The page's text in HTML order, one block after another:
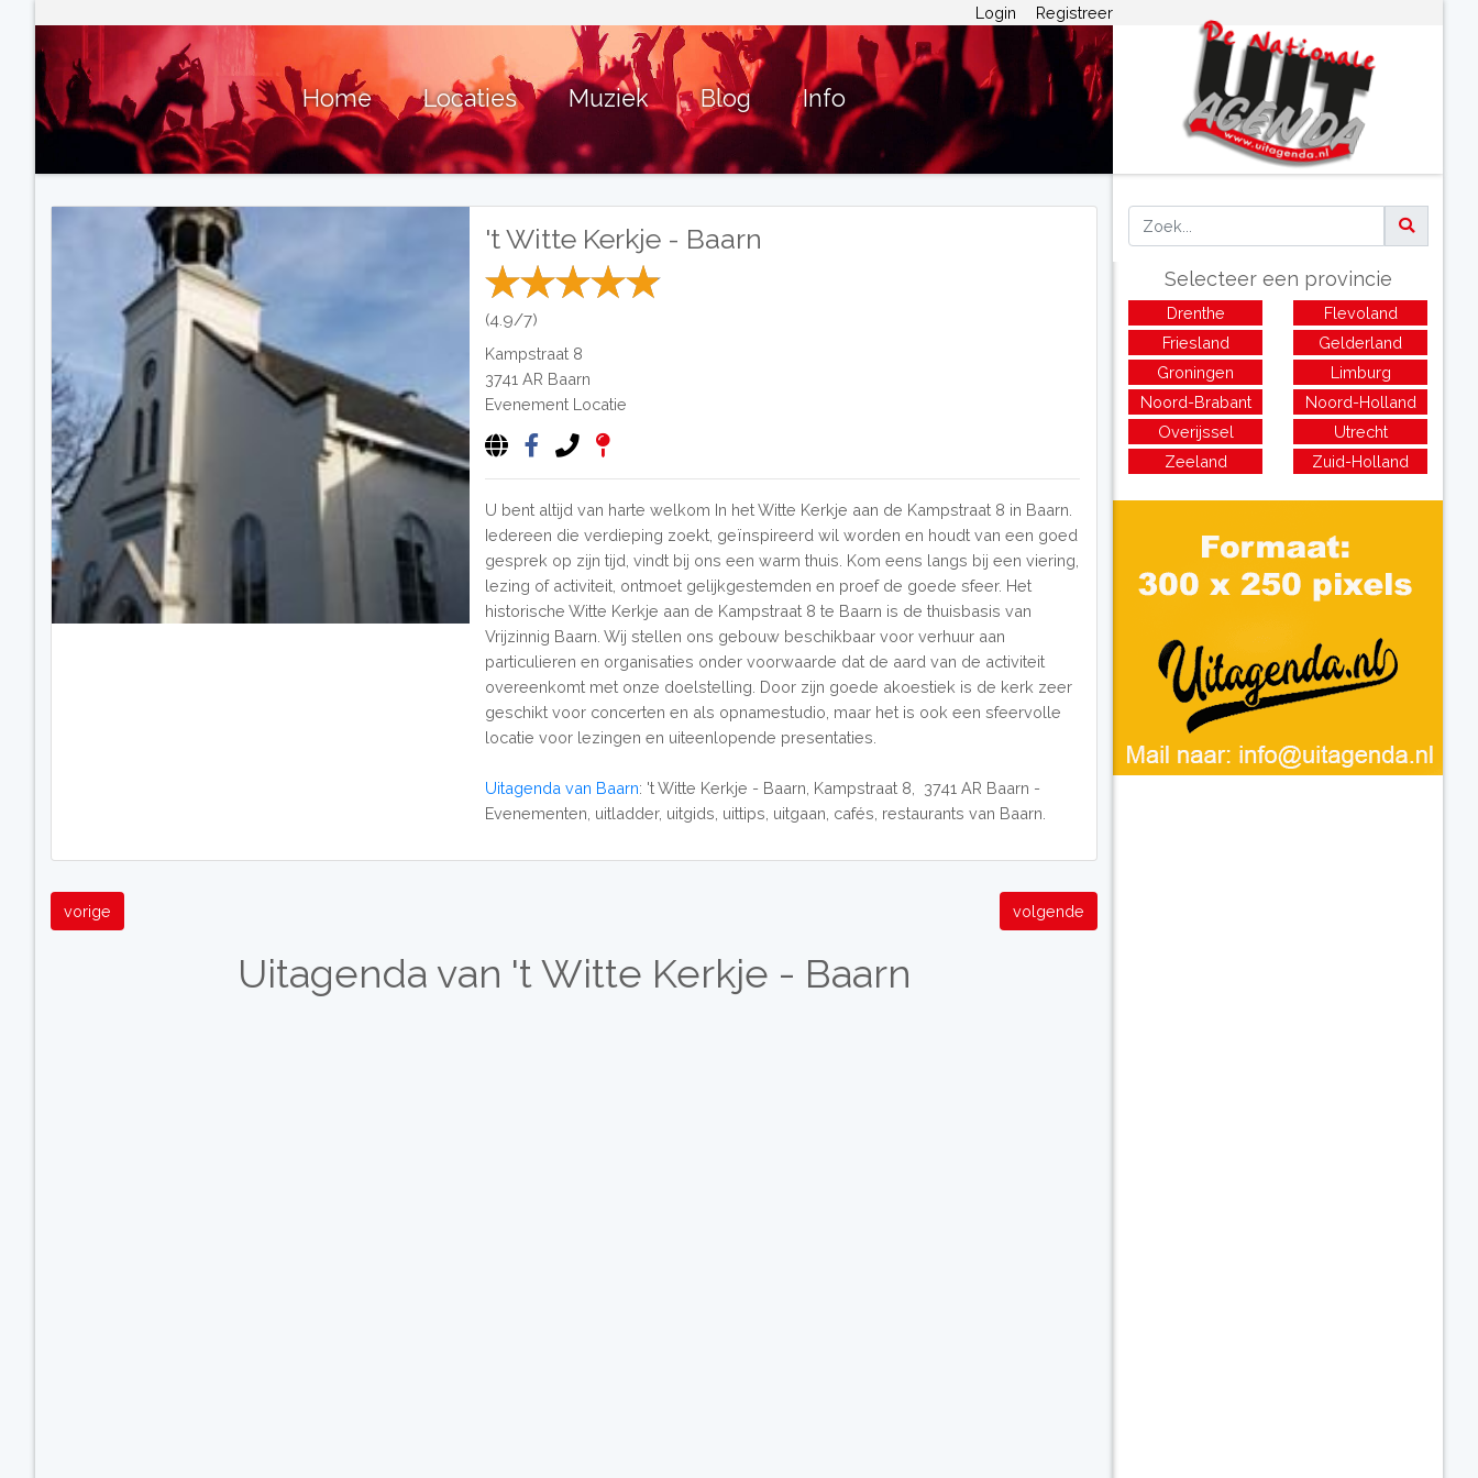
Login Registreer
Home Locaties Muziek Blog Info
't Witte Kerkje - Baarn
(4.9/7)
Kampstraat 8
3741 AR Baarn
Evenement Locatie
U bent altijd van harte welkom In het Witte Kerkje aan de Kampstraat 8 in Baarn.
Iedereen die verdieping zoekt, geïnspireerd wil worden en houdt van een goed
gesprek op zijn tijd, vindt bij ons een warm thuis. Kom eens langs bij een viering,
lezing of activiteit, ontmoet gelijkgestemden en proef de goede sfeer. Het
historische Witte Kerkje aan de Kampstraat 8 te Baarn is de thuisbasis van
Vrijzinnig Baarn. Wij stellen ons gebouw beschikbaar voor verhuur aan
particulieren en organisaties onder voorwaarde dat de aard van de activiteit
overeenkomt met onze doelstelling. Door zijn goede akoestiek is de kerk zeer
geschikt voor concerten en als opnamestudio, maar het is ook een sfeervolle
locatie voor lezingen en uiteenlopende presentaties.
Uitagenda van Baarn: 't Witte Kerkje - Baarn, Kampstraat 8, 3741 AR Baarn -
Evenementen, uitladder, uitgids, uittips, uitgaan, cafés, restaurants van Baarn.
vorige volgende
Uitagenda van 't Witte Kerkje - Baarn
Selecteer een provincie
Drenthe
Flevoland
Friesland
Gelderland
Groningen
Limburg
Noord-Brabant
Noord-Holland
Overijssel
Utrecht
Zeeland
Zuid-Holland